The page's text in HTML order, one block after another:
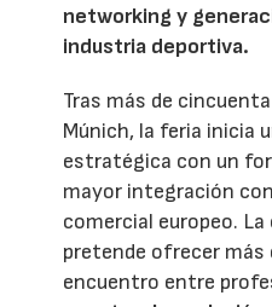
networking y
industria deportiva.
Tras más de
Múnich, la feria inicia
estratégica con un
mayor integración
comercial europeo.
pretende ofrecer más
encuentro entre